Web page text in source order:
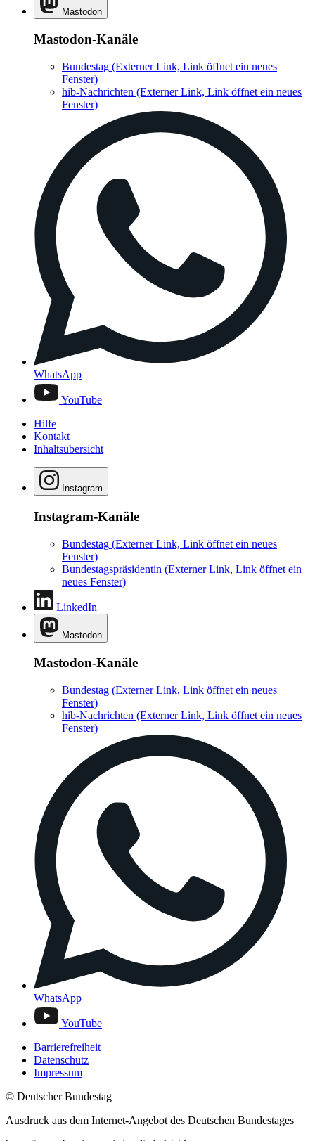
Mastodon
Mastodon-Kanäle
Bundestag (Externer Link, Link öffnet ein neues
Fenster)
hib-Nachrichten (Externer Link, Link öffnet ein neues
Fenster)
WhatsApp
YouTube
Hilfe
Kontakt
Inhaltsübersicht
Instagram
Instagram-Kanäle
Bundestag (Externer Link, Link öffnet ein neues
Fenster)
Bundestagspräsidentin (Externer Link, Link öffnet ein
neues Fenster)
LinkedIn
Mastodon
Mastodon-Kanäle
Bundestag (Externer Link, Link öffnet ein neues
Fenster)
hib-Nachrichten (Externer Link, Link öffnet ein neues
Fenster)
WhatsApp
YouTube
Barrierefreiheit
Datenschutz
Impressum
© Deutscher Bundestag
Ausdruck aus dem Internet-Angebot des Deutschen Bundestages